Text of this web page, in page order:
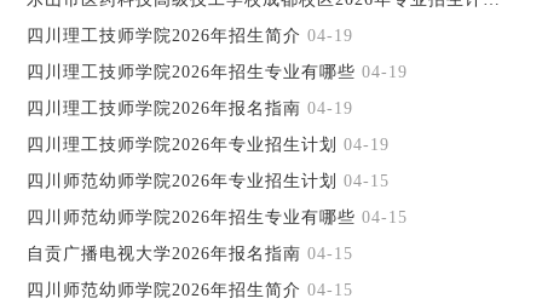
四川理工技师学院2026年招生简介 04-19
四川理工技师学院2026年招生专业有哪些 04-19
四川理工技师学院2026年报名指南 04-19
四川理工技师学院2026年专业招生计划
04-19
四川师范幼师学院2026年专业招生计划
04-15
四川师范幼师学院2026年招生专业有哪些 04-15
自贡广播电视大学2026年报名指南 04-15
四川师范幼师学院2026年招生简介 04-15